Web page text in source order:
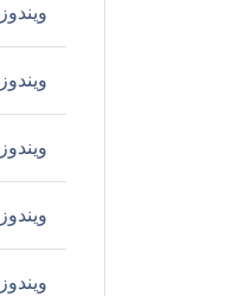
ويندوز Windows
ويندوز Windows
ويندوز Windows
ويندوز Windows
ويندوز Windows